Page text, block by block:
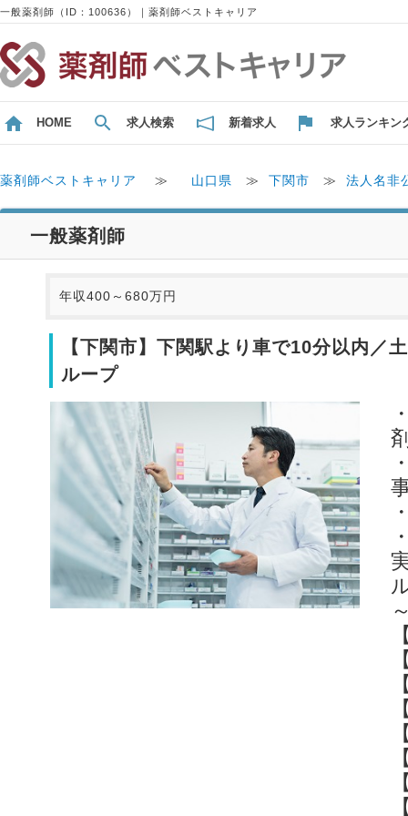
一般薬剤師（ID：100636）｜薬剤師ベストキャリア
HOME 求人検索 新着求人 求人ランキン
薬剤師ベストキャリア ≫ 山口県 ≫ 下関市 ≫ 法人名非
一般薬剤師
年収400～680万円
【下関市】下関駅より車で10分以内／
ループ